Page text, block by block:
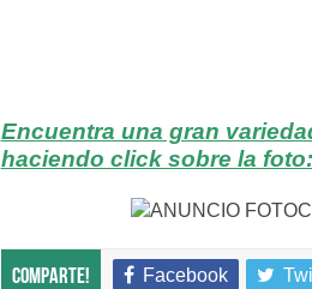
Encuentra una gran
haciendo click sobre la foto:
Comparte! Facebook